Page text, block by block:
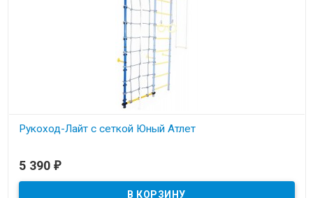
Рукоход-Лайт с сеткой Юный Атлет
"Пристенный". Нагрузка до 100кг.
5 390 ₽